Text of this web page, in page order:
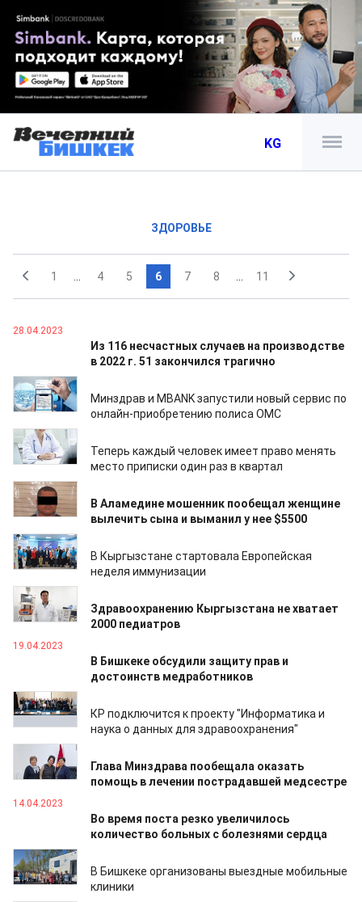
KG
ЗДОРОВЬЕ
1 4 5 6 7 8 11
28.04.2023
Из 116 несчастных случаев на производстве
в 2022 г. 51 закончился трагично
28.04.2023
Минздрав и MBANK запустили новый сервис по
онлайн-приобретению полиса ОМС
26.04.2023
Теперь каждый человек имеет право менять
место приписки один раз в квартал
25.04.2023
В Аламедине мошенник пообещал женщине
вылечить сына и выманил у нее $5500
25.04.2023
В Кыргызстане стартовала Европейская
неделя иммунизации
24.04.2023
Здравоохранению Кыргызстана не хватает
2000 педиатров
19.04.2023
В Бишкеке обсудили защиту прав и
достоинств медработников
18.04.2023
КР подключится к проекту "Информатика и
наука о данных для здравоохранения"
17.04.2023
Глава Минздрава пообещала оказать
помощь в лечении пострадавшей медсестре
14.04.2023
Во время поста резко увеличилось
количество больных с болезнями сердца
13.04.2023
В Бишкеке организованы выездные мобильные
клиники